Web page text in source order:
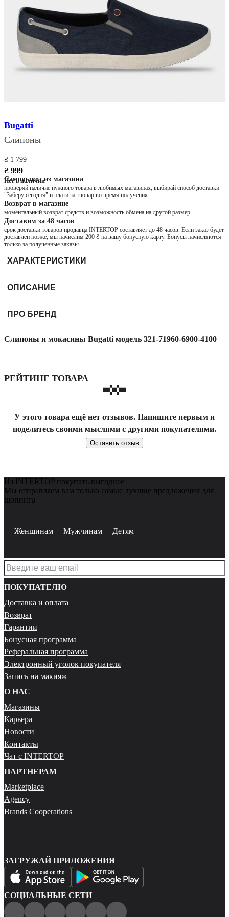
Bugatti
Слипоны
₴ 1 799
₴ 999
Нет в наличии
Самовывоз из магазина
проверяй наличие нужного товара в любимых магазинах, выбирай способ доставки
"Заберу сегодня" и плати за твовар во время получения
Возврат в магазине
моментальный возврат средств и возможность обмена на другой размер
Доставим за 48 часов
срок доставки товаров продавца INTERTOP составляет до 48 часов. Если заказ будет
доставлен позже, мы начислим 200 ₴ на вашу бонусную карту. Бонусы начисляются
только за полученные заказы.
ХАРАКТЕРИСТИКИ
ОПИСАНИЕ
ПРО БРЕНД
Слипоны и мокасины Bugatti модель 321-71960-6900-4100
РЕЙТИНГ ТОВАРА
У этого товара ещё нет отзывов. Напишите первым и
поделитесь своими мыслями с другими покупателями.
Оставить отзыв
Из INTERTOP покупать выгоднее
Мы отправляем вам только самые лучшие предложения для
шопинга
Женщинам Мужчинам Детям
ПОКУПАТЕЛЮ
Доставка и оплата
Возврат
Гарантии
Бонусная программа
Реферальная программа
Электронный уголок покупателя
Запись на макияж
О НАС
Магазины
Карьера
Новости
Контакты
Чат с INTERTOP
ПАРТНЕРАМ
Marketplace
Agency
Brands Cooperations
ЗАГРУЖАЙ ПРИЛОЖЕНИЯ
СОЦИАЛЬНЫЕ СЕТИ